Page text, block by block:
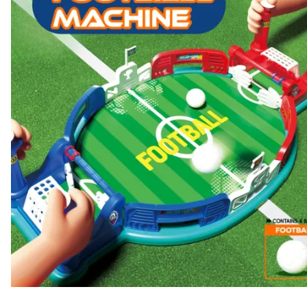
Anenii Noi
Balti
Basarabeasca
Briceni
Cahul
Calarasi